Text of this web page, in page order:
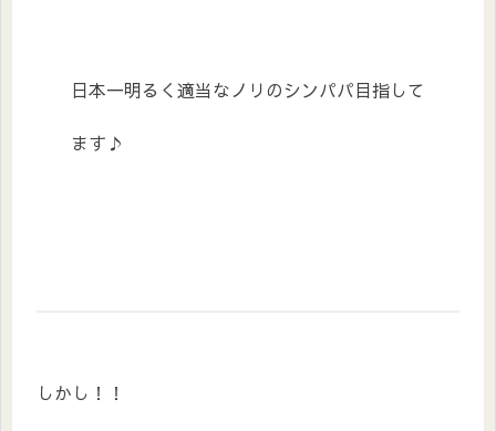
日本一明るく適当なノリのシンパパ目指して
ます♪
しかし！！